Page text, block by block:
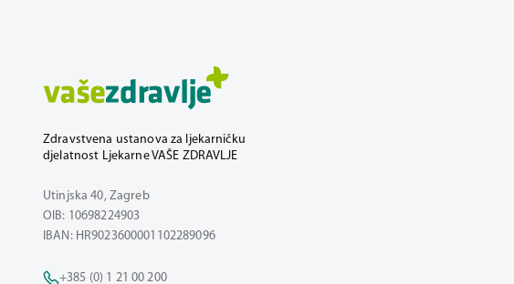
Zdravstvena ustanova za ljekarničku
djelatnost Ljekarne VAŠE ZDRAVLJE
Utinjska 40, Zagreb
OIB: 10698224903
IBAN: HR9023600001102289096
+385 (0) 1 21 00 200